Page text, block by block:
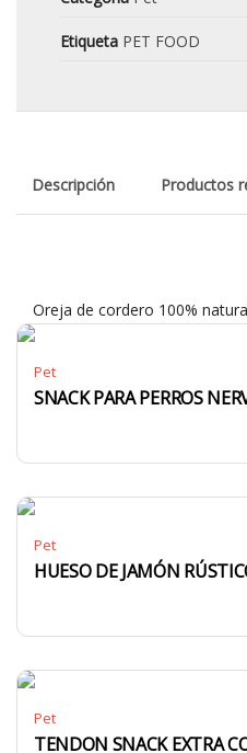
Etiqueta PET FOOD
Descripción Productos
Oreja de cordero 100%
Pet
SNACK PARA PERROS
Pet
HUESO DE JAMÓN
Pet
TENDON SNACK EXTRA